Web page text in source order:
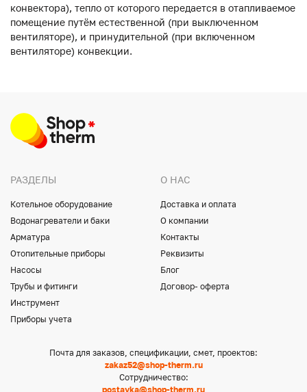
конвектора), тепло от которого передается в отапливаемое
помещение путём естественной (при выключенном
вентиляторе), и принудительной (при включенном
вентиляторе) конвекции.
РАЗДЕЛЫ
Котельное оборудование
Водонагреватели и баки
Арматура
Отопительные приборы
Насосы
Трубы и фитинги
Инструмент
Приборы учета
О НАС
Доставка и оплата
О компании
Контакты
Реквизиты
Блог
Договор- оферта
Почта для заказов, спецификации, смет, проектов:
zakaz52@shop-therm.ru
Сотрудничество:
postavka@shop-therm.ru